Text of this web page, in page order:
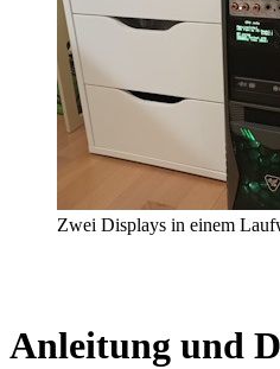
Zwei Displays in einem
Anleitung und